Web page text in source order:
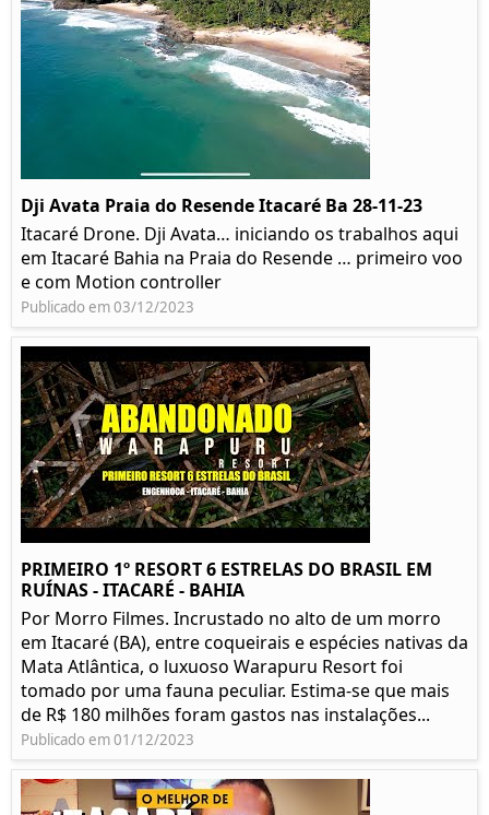
Dji Avata Praia do Resende Itacaré Ba 28-11-23
Itacaré Drone. Dji Avata… iniciando os trabalhos aqui
em Itacaré Bahia na Praia do Resende … primeiro voo
e com Motion controller
Publicado em 03/12/2023
PRIMEIRO 1º RESORT 6 ESTRELAS DO BRASIL EM
RUÍNAS - ITACARÉ - BAHIA
Por Morro Filmes. Incrustado no alto de um morro
em Itacaré (BA), entre coqueirais e espécies nativas da
Mata Atlântica, o luxuoso Warapuru Resort foi
tomado por uma fauna peculiar. Estima-se que mais
de R$ 180 milhões foram gastos nas instalações...
Publicado em 01/12/2023